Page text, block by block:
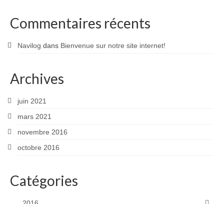
Commentaires récents
Navilog dans Bienvenue sur notre site internet!
Archives
juin 2021
mars 2021
novembre 2016
octobre 2016
Catégories